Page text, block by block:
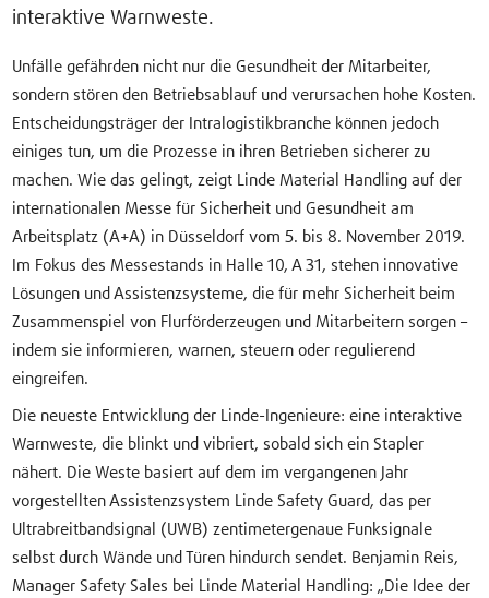
interaktive Warnweste.
Unfälle gefährden nicht nur die Gesundheit der Mitarbeiter,
sondern stören den Betriebsablauf und verursachen hohe Kosten.
Entscheidungsträger der Intralogistikbranche können jedoch
einiges tun, um die Prozesse in ihren Betrieben sicherer zu
machen. Wie das gelingt, zeigt Linde Material Handling auf der
internationalen Messe für Sicherheit und Gesundheit am
Arbeitsplatz (A+A) in Düsseldorf vom 5. bis 8. November 2019.
Im Fokus des Messestands in Halle 10, A 31, stehen innovative
Lösungen und Assistenzsysteme, die für mehr Sicherheit beim
Zusammenspiel von Flurförderzeugen und Mitarbeitern sorgen –
indem sie informieren, warnen, steuern oder regulierend
eingreifen.
Die neueste Entwicklung der Linde-Ingenieure: eine interaktive
Warnweste, die blinkt und vibriert, sobald sich ein Stapler
nähert. Die Weste basiert auf dem im vergangenen Jahr
vorgestellten Assistenzsystem Linde Safety Guard, das per
Ultrabreitbandsignal (UWB) zentimetergenaue Funksignale
selbst durch Wände und Türen hindurch sendet. Benjamin Reis,
Manager Safety Sales bei Linde Material Handling: „Die Idee der